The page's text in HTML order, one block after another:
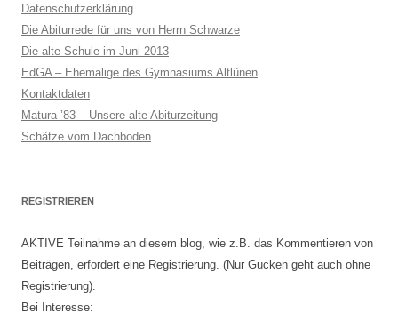
Datenschutzerklärung
Die Abiturrede für uns von Herrn Schwarze
Die alte Schule im Juni 2013
EdGA – Ehemalige des Gymnasiums Altlünen
Kontaktdaten
Matura ’83 – Unsere alte Abiturzeitung
Schätze vom Dachboden
REGISTRIEREN
AKTIVE Teilnahme an diesem blog, wie z.B. das Kommentieren von
Beiträgen, erfordert eine Registrierung. (Nur Gucken geht auch ohne
Registrierung).
Bei Interesse: